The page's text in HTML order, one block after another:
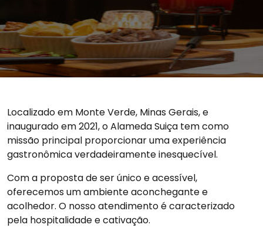
Localizado em Monte Verde, Minas Gerais, e
inaugurado em 2021, o Alameda Suiça tem como
missão principal proporcionar uma experiência
gastronômica verdadeiramente inesquecível.
Com a proposta de ser único e acessível,
oferecemos um ambiente aconchegante e
acolhedor. O nosso atendimento é caracterizado
pela hospitalidade e cativação.